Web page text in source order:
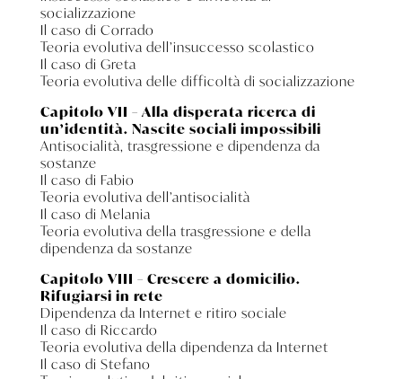
socializzazione
Il caso di Corrado
Teoria evolutiva dell’insuccesso scolastico
Il caso di Greta
Teoria evolutiva delle difficoltà di socializzazione
Capitolo VII – Alla disperata ricerca di
un’identità. Nascite sociali impossibili
Antisocialità, trasgressione e dipendenza da
sostanze
Il caso di Fabio
Teoria evolutiva dell’antisocialità
Il caso di Melania
Teoria evolutiva della trasgressione e della
dipendenza da sostanze
Capitolo VIII – Crescere a domicilio.
Rifugiarsi in rete
Dipendenza da Internet e ritiro sociale
Il caso di Riccardo
Teoria evolutiva della dipendenza da Internet
Il caso di Stefano